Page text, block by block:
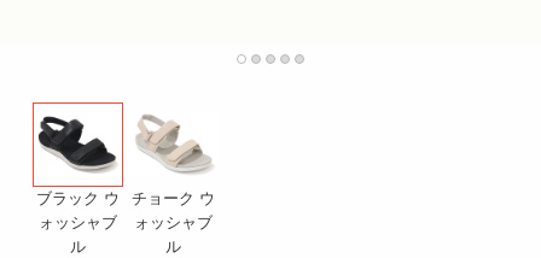
ブラック ウ
ォッシャブ
ル
チョーク ウ
ォッシャブ
ル